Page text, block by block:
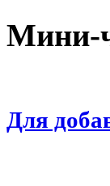
Мини-
Для